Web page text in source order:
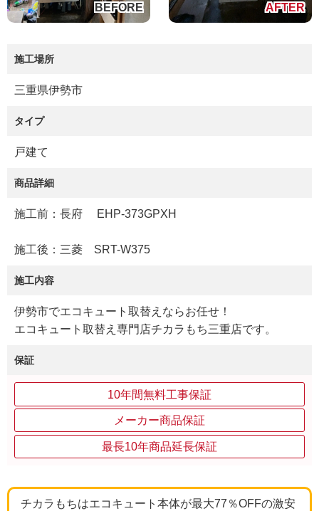
施工場所
三重県伊勢市
タイプ
戸建て
商品詳細
施工前：長府 EHP-373GPXH
施工後：三菱 SRT-W375
施工内容
伊勢市でエコキュート取替えならお任せ！
エコキュート取替え専門店チカラもち三重店です。
保証
10年間無料工事保証
メーカー商品保証
最長10年商品延長保証
チカラもちはエコキュート本体が最大77％OFFの激安